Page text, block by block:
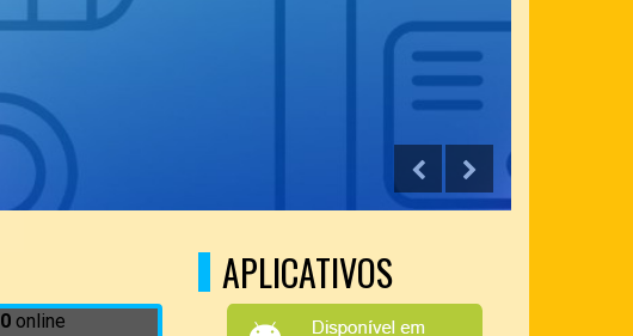
0online
APLICATIVOS